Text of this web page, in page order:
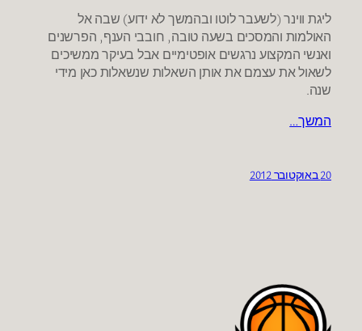
ליגת ווינר (לשעבר לוטו ובהמשך לא ידוע) שבה אל
האולמות והמסכים בשעה טובה, חובבי הענף, הפרשנים
ואנשי המקצוע נרגשים אופטימיים אבל בעיקר ממשיכים
לשאול את עצמם את אותן השאלות שנשאלות כאן מידי
שנה.
המשך…
20 באוקטובר 2012